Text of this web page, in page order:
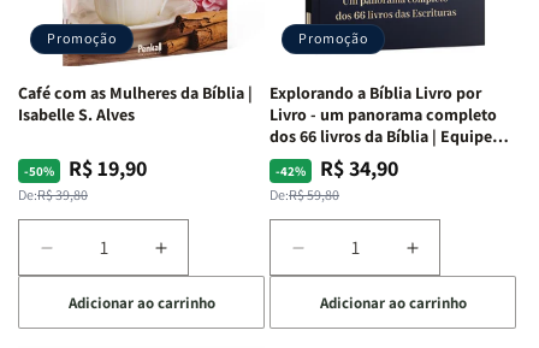
Dura
|
Preta
Dura
|
Dura
|
Dura
|
Promoção
Café com as Mulheres da Bíblia |
Isabelle S. Alves
-50%
Preço
normal
De:R$ 39,80
Preço
promocional
R$ 19,90
Diminuir
a
quantidade
de
Aumentar
a
quantidade
de
Adicionar ao carrinho
Promoção
Explorando a Bíblia Livro por
Livro - um panorama completo
dos 66 livros da Bíblia | Equipe
teológica Penkal
-42%
Preço
normal
De:R$ 59,80
Preço
promocional
R$ 34,90
Diminuir
a
quantidade
de
Aumentar
a
quantidade
de
Adicionar ao carrinho